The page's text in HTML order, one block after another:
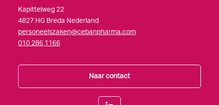
Kapittelweg 22
4827 HG Breda Nederland
personeelszaken@cebanpharma.com
010 286 1166
Naar contact